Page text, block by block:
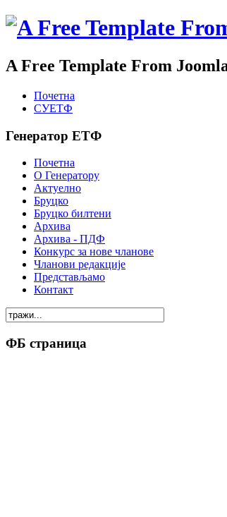
A Free Template From
Почетна
СУЕТФ
Генератор ЕТФ
Почетна
О Генератору
Актуелно
Бруцко
Бруцко билтени
Архива
Архива - ПДФ
Конкурс за нове чланове
Чланови редакције
Представљамо
Контакт
ФБ страница